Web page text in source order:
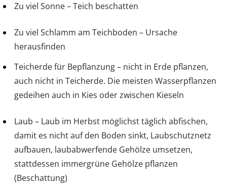
Zu viel Sonne – Teich beschatten
Zu viel Schlamm am Teichboden – Ursache
herausfinden
Teicherde für Bepflanzung – nicht in Erde pflanzen,
auch nicht in Teicherde. Die meisten Wasserpflanzen
gedeihen auch in Kies oder zwischen Kieseln
Laub – Laub im Herbst möglichst täglich abfischen,
damit es nicht auf den Boden sinkt, Laubschutznetz
aufbauen, laubabwerfende Gehölze umsetzen,
stattdessen immergrüne Gehölze pflanzen
(Beschattung)